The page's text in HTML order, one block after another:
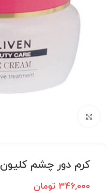
کرم دور چشم کلیون
346,000 تومان